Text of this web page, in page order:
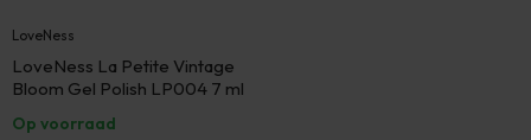
LoveNess
LoveNess La Petite Vintage
Bloom Gel Polish LP004 7 ml
Op voorraad